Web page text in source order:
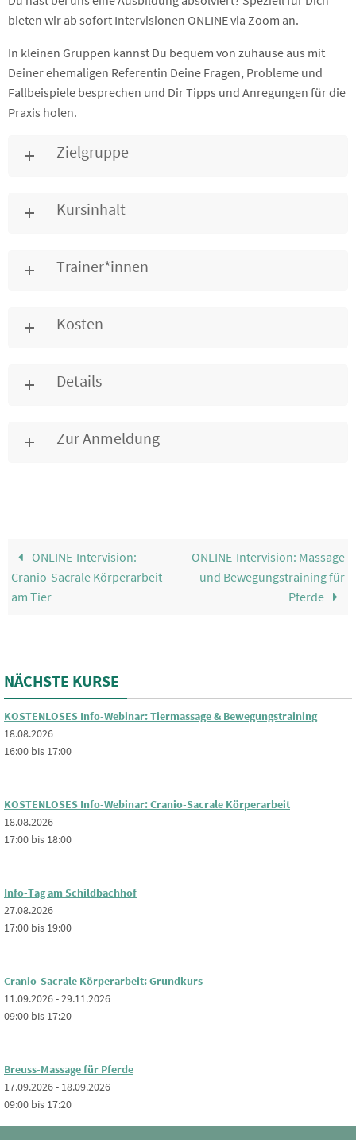
bieten wir ab sofort Intervisionen ONLINE via Zoom an.
In kleinen Gruppen kannst Du bequem von zuhause aus mit
Deiner ehemaligen Referentin Deine Fragen, Probleme und
Fallbeispiele besprechen und Dir Tipps und Anregungen für die
Praxis holen.
Zielgruppe
Kursinhalt
Trainer*innen
Kosten
Details
Zur Anmeldung
ONLINE-Intervision:
Cranio-Sacrale Körperarbeit
am Tier
ONLINE-Intervision: Massage
und Bewegungstraining für
Pferde
NÄCHSTE KURSE
KOSTENLOSES Info-Webinar: Tiermassage & Bewegungstraining
18.08.2026
16:00 bis 17:00
KOSTENLOSES Info-Webinar: Cranio-Sacrale Körperarbeit
18.08.2026
17:00 bis 18:00
Info-Tag am Schildbachhof
27.08.2026
17:00 bis 19:00
Cranio-Sacrale Körperarbeit: Grundkurs
11.09.2026 - 29.11.2026
09:00 bis 17:20
Breuss-Massage für Pferde
17.09.2026 - 18.09.2026
09:00 bis 17:20